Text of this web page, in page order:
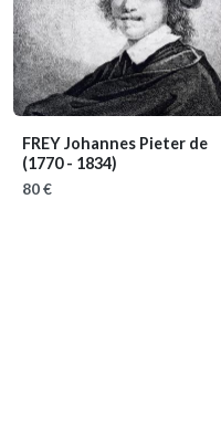
FREY Johannes Pieter de
(1770 - 1834)
80 €